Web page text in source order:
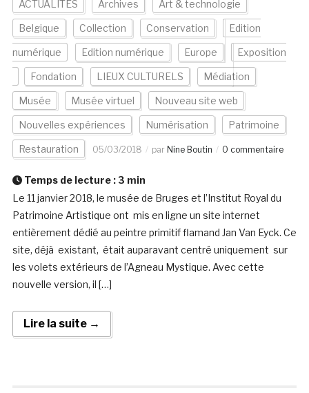
ACTUALITÉS Archives Art & technologie
Belgique Collection Conservation Edition
numérique Edition numérique Europe Exposition
Fondation LIEUX CULTURELS Médiation
Musée Musée virtuel Nouveau site web
Nouvelles expériences Numérisation Patrimoine
Restauration 05/03/2018 par Nine Boutin 0 commentaire
Temps de lecture : 3 min
Le 11 janvier 2018, le musée de Bruges et l’Institut Royal du
Patrimoine Artistique ont mis en ligne un site internet
entièrement dédié au peintre primitif flamand Jan Van Eyck. Ce
site, déjà existant, était auparavant centré uniquement sur
les volets extérieurs de l’Agneau Mystique. Avec cette
nouvelle version, il […]
Lire la suite →